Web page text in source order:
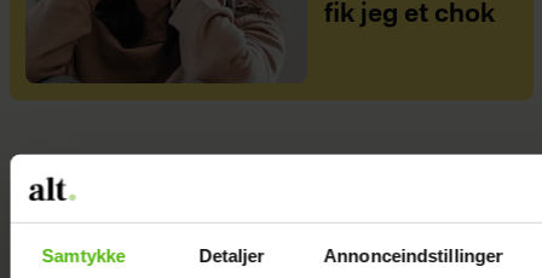
Samtykke Detaljer Annonceindstillinger
fik jeg et chok